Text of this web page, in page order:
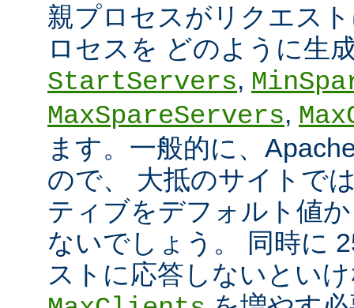
親プロセスがリクエス
ロセスを どのように生
StartServers,
MaxSpareServers,
ます。一般的に、
ので、 大抵のサイトで
ティブをデフォルト値
ないでしょう。 同時に
ストに応答しないとい